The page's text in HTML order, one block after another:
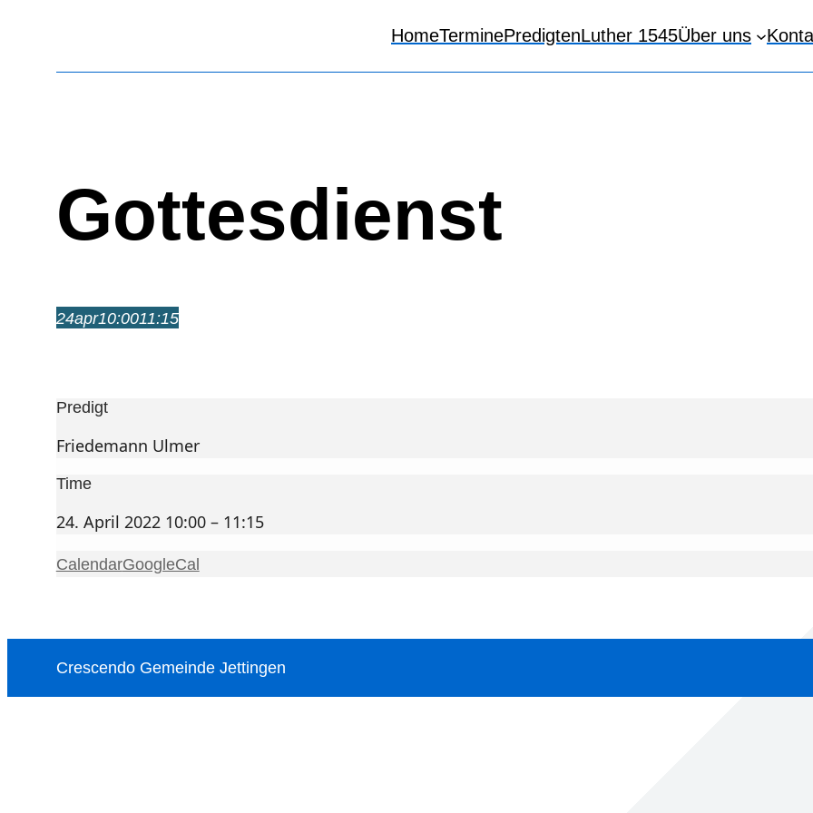
HomeTerminePredigtenLuther 1545Über uns
Gottesdienst
24apr10:0011:15
Predigt
Friedemann Ulmer
Time
24. April 2022 10:00 – 11:15
CalendarGoogleCal
Crescendo Gemeinde Jettingen